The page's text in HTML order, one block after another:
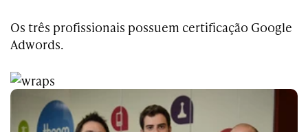
Os três profissionais possuem certificação Google
Adwords.